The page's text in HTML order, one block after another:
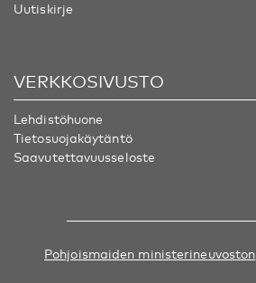
Uutiskirje
VERKKOSIVUSTO
Lehdistöhuone
Tietosuojakäytäntö
Saavutettavuusseloste
Pohjoismaiden ministerineuvoston